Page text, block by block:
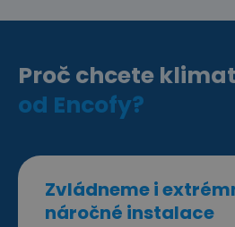
Proč chcete
od Encofy?
Zvládneme i
náročné instalace